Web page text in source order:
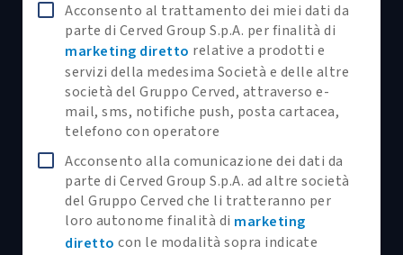
Acconsento al trattamento dei miei dati da
parte di Cerved Group S.p.A. per finalità di
marketing diretto relative a prodotti e
servizi della medesima Società e delle altre
società del Gruppo Cerved, attraverso e-
mail, sms, notifiche push, posta cartacea,
telefono con operatore
Acconsento alla comunicazione dei dati da
parte di Cerved Group S.p.A. ad altre società
del Gruppo Cerved che li tratteranno per
loro autonome finalità di marketing
diretto con le modalità sopra indicate